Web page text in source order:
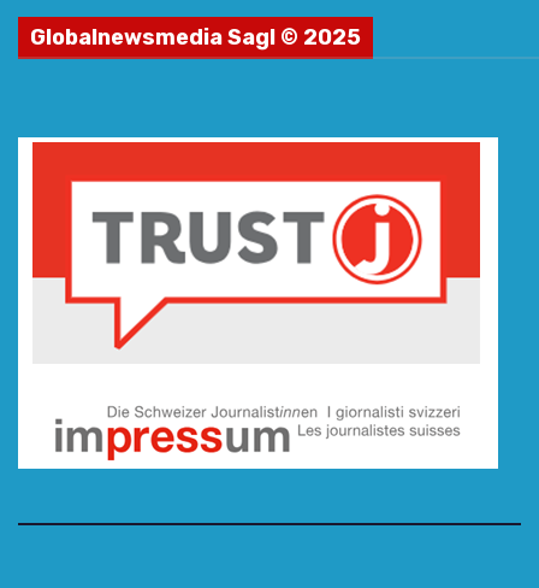
Globalnewsmedia Sagl © 2025